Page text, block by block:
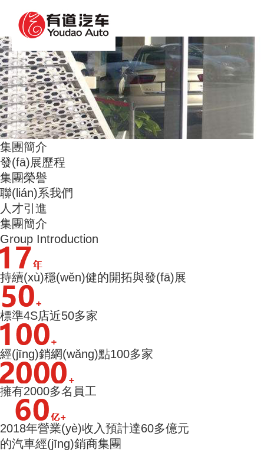
集團簡介
發(fā)展歷程
集團榮譽
聯(lián)系我們
人才引進
集團簡介
Group Introduction
持續(xù)穩(wěn)健的開拓與發(fā)展
標準4S店近50多家
經(jīng)銷網(wǎng)點100多家
擁有2000多名員工
2018年營業(yè)收入預計達60多億元
的汽車經(jīng)銷商集團